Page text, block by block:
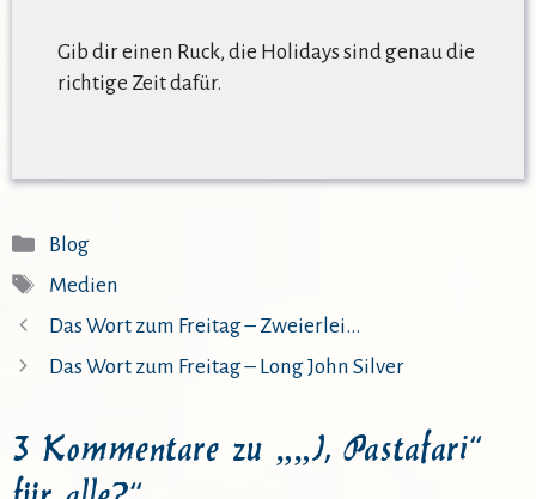
Gib dir einen Ruck, die Holidays sind genau die
richtige Zeit dafür.
Kategorien
Blog
Schlagwörter
Medien
Das Wort zum Freitag – Zweierlei…
Das Wort zum Freitag – Long John Silver
3 Kommentare zu „„I, Pastafari“